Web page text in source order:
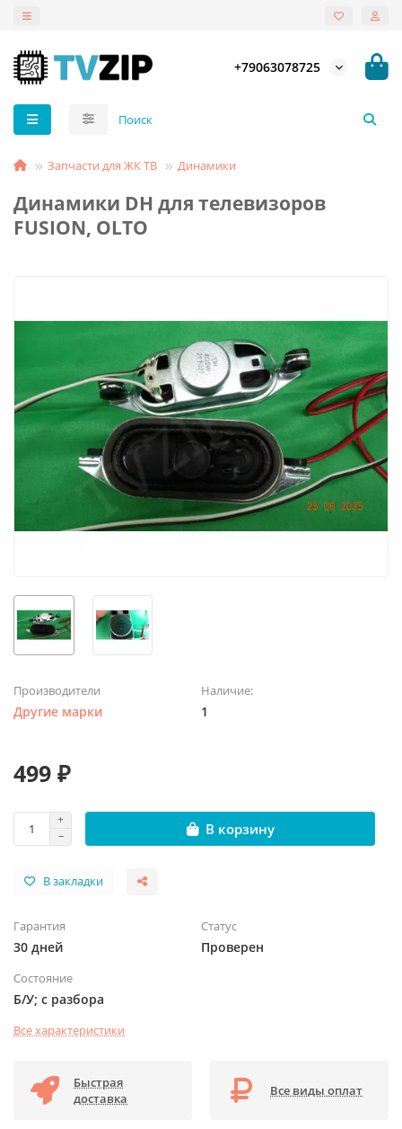
+79063078725
Запчасти для ЖК ТВ Динамики
Динамики DH для телевизоров
FUSION, OLTO
Производители
Другие марки
Наличие:
1
499 ₽
В корзину
В закладки
Гарантия
30 дней
Статус
Проверен
Состояние
Б/У; с разбора
Все характеристики
Быстрая
доставка
Все виды оплат